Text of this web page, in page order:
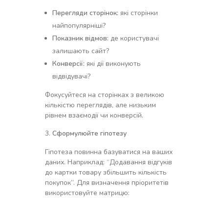
Перегляди сторінок: які сторінки
найпопулярніші?
Показник відмов: де користувачі
залишають сайт?
Конверсії: які дії виконують
відвідувачі?
Фокусуйтеся на сторінках з великою
кількістю переглядів, але низьким
рівнем взаємодії чи конверсій.
Сформулюйте гіпотезу
Гіпотеза повинна базуватися на ваших
даних. Наприклад: “Додавання відгуків
до картки товару збільшить кількість
покупок”. Для визначення пріоритетів
використовуйте матрицю: